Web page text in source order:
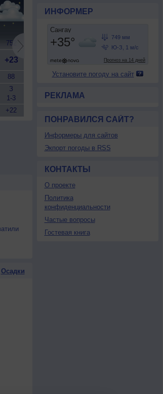
752
+23
88
З
1-3
+22
752
+24
87
1-3
37
1-3
+26
77
+35
46
Осадки
ИНФОРМЕР
Установите погоду на сайт
РЕКЛАМА
ПОНРАВИЛСЯ САЙТ?
Информеры для сайтов
Экпорт погоды в RSS
КОНТАКТЫ
О проекте
Политика
конфиденциальности
Частые вопросы
Гостевая книга